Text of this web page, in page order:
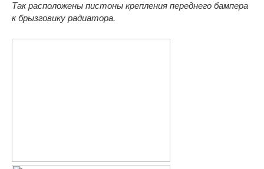
Так расположены пистоны крепления переднего бампера
к брызговику радиатора.